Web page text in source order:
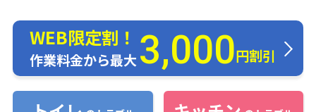
WEB限定割！
作業料金から最大3,000円割引